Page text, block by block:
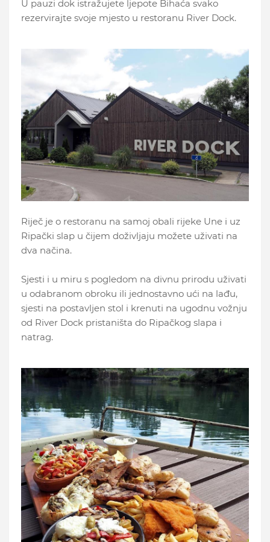
U pauzi dok istražujete ljepote Bihaća svako
rezervirajte svoje mjesto u restoranu River Dock.
Riječ je o restoranu na samoj obali rijeke Une i uz
Ripački slap u čijem doživljaju možete uživati na
dva načina.
Sjesti i u miru s pogledom na divnu prirodu uživati
u odabranom obroku ili jednostavno ući na lađu,
sjesti na postavljen stol i krenuti na ugodnu vožnju
od River Dock pristaništa do Ripačkog slapa i
natrag.